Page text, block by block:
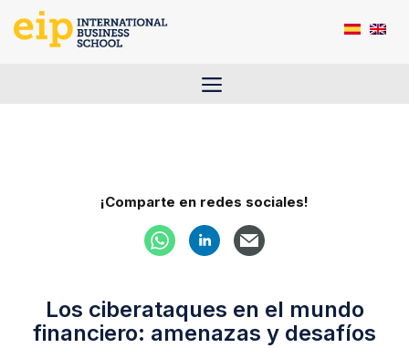
Saltar
Menú
¡Comparte en redes sociales!
Los ciberataques en el mundo
financiero: amenazas y desafíos